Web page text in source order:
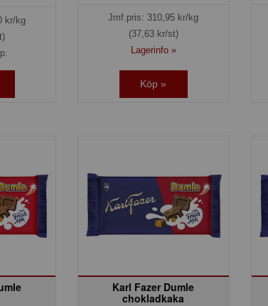
kr/kg
Jmf.pris: 310,95 kr/kg
(37,63 kr/st)
Lagerinfo »
Köp »
Karl Fazer Dumle
chokladkaka